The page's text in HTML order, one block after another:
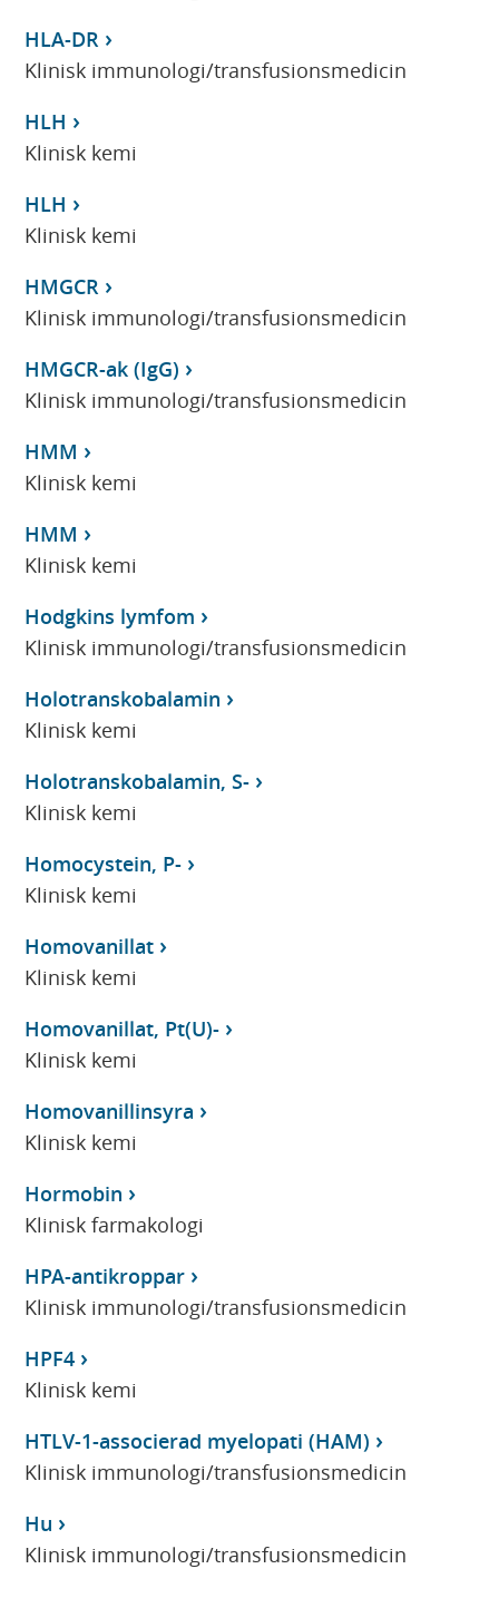
HLA-DR
Klinisk immunologi/transfusionsmedicin
HLH
Klinisk kemi
HLH
Klinisk kemi
HMGCR
Klinisk immunologi/transfusionsmedicin
HMGCR-ak (IgG)
Klinisk immunologi/transfusionsmedicin
HMM
Klinisk kemi
HMM
Klinisk kemi
Hodgkins lymfom
Klinisk immunologi/transfusionsmedicin
Holotranskobalamin
Klinisk kemi
Holotranskobalamin, S-
Klinisk kemi
Homocystein, P-
Klinisk kemi
Homovanillat
Klinisk kemi
Homovanillat, Pt(U)-
Klinisk kemi
Homovanillinsyra
Klinisk kemi
Hormobin
Klinisk farmakologi
HPA-antikroppar
Klinisk immunologi/transfusionsmedicin
HPF4
Klinisk kemi
HTLV-1-associerad myelopati (HAM)
Klinisk immunologi/transfusionsmedicin
Hu
Klinisk immunologi/transfusionsmedicin